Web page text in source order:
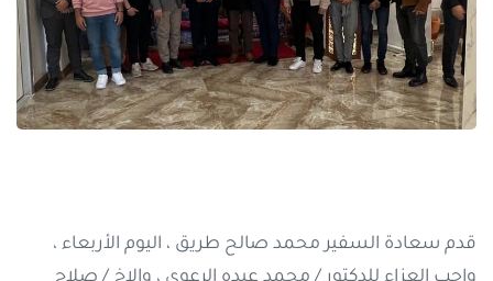
قدم سعادة السفير محمد صالح طريق ، اليوم الأربعاء ،